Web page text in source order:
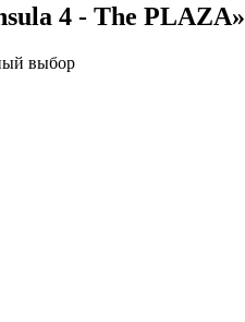
4 - The PLAZA»
выбор